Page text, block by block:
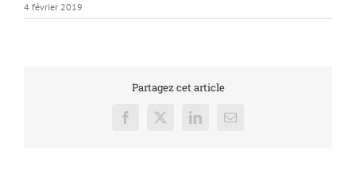
4 février 2019
Partagez cet article
Facebook
X LinkedInEmail